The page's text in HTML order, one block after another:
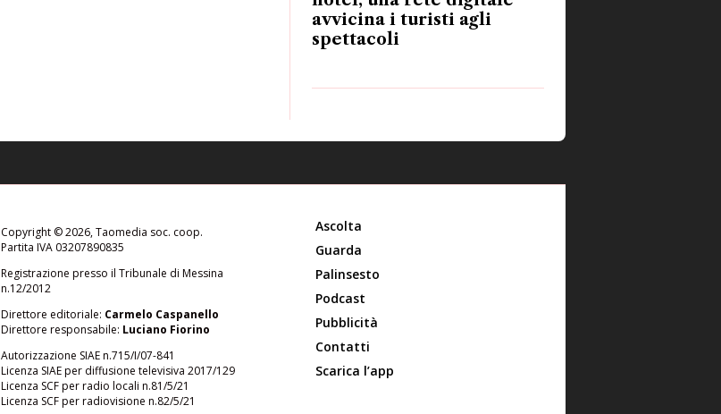
avvicina i turisti agli
spettacoli
Copyright © 2026, Taomedia soc. coop.
Partita IVA 03207890835
Registrazione presso il Tribunale di Messina
n.12/2012
Direttore editoriale: Carmelo Caspanello
Direttore responsabile: Luciano Fiorino
Autorizzazione SIAE n.715/I/07-841
Licenza SIAE per diffusione televisiva 2017/129
Licenza SCF per radio locali n.81/5/21
Licenza SCF per radiovisione n.82/5/21
Ascolta
Guarda
Palinsesto
Podcast
Pubblicità
Contatti
Scarica l’app